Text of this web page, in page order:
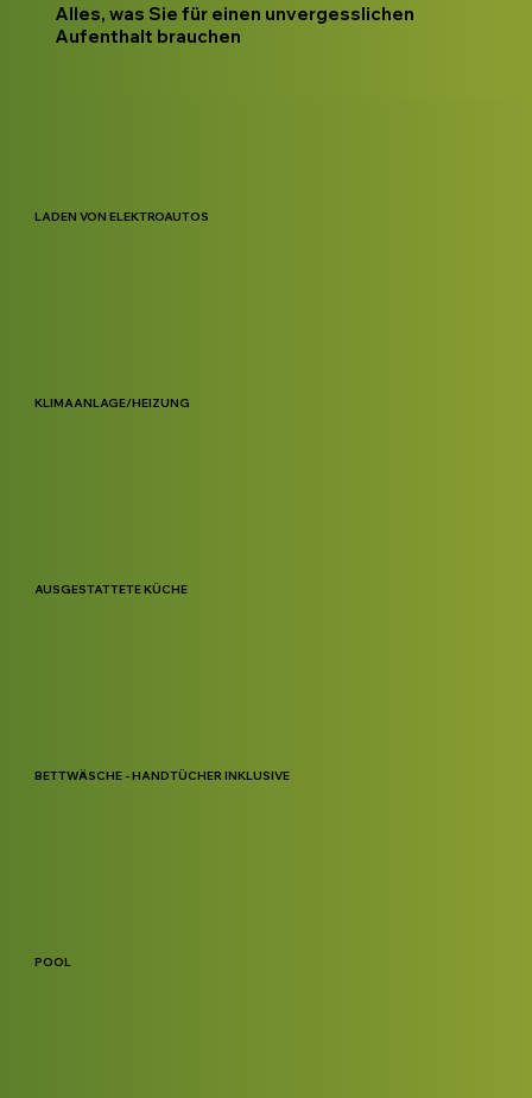
Alles, was Sie für einen unvergesslichen
Aufenthalt brauchen
LADEN VON ELEKTROAUTOS
KLIMAANLAGE/HEIZUNG
AUSGESTATTETE KÜCHE
BETTWÄSCHE - HANDTÜCHER INKLUSIVE
POOL